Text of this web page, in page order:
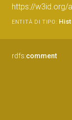
https://w3id.org/
ENTITÀ DI TIPO:
rdfs:comment